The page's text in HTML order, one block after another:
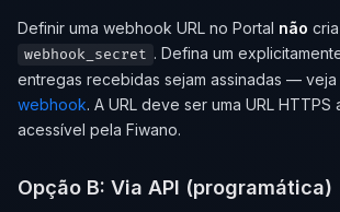
Definir uma webhook URL no Portal não
webhook_secret . Defina um
entregas recebidas sejam assinadas — veja
webhook. A URL deve ser uma URL HTTPS
acessível pela Fiwano.
Opção B: Via API (programática)